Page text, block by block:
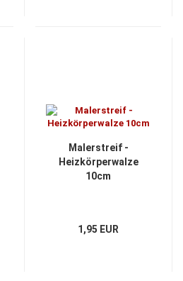
Malerstreif -
Heizkörperwalze
10cm
1,95 EUR